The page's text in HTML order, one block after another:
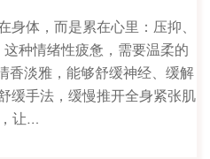
体，而是累在心里：压抑、
种情绪性疲惫，需要温柔的
香淡雅，能够舒缓神经、缓解
缓手法，缓慢推开全身紧张肌
让…